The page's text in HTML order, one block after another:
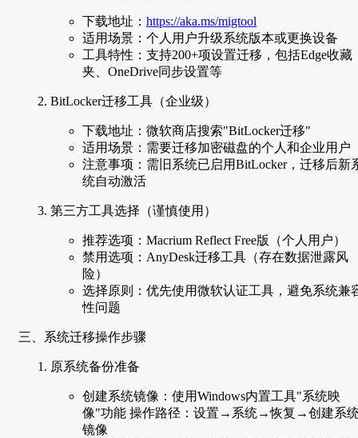
下载地址： https://aka.ms/migtool
适用场景：个人用户升级系统版本或更换设备
工具特性：支持200+项设置迁移，包括Edge收藏
夹、OneDrive同步设置等
BitLocker迁移工具（企业级）
下载地址：微软商店搜索"BitLocker迁移"
适用场景：需要迁移加密磁盘的个人和企业用户
注意事项：需旧系统已启用BitLocker，迁移后新
统自动激活
第三方工具选择（谨慎使用）
推荐选项：Macrium Reflect Free版（个人用户）
禁用选项：AnyDesk迁移工具（存在数据泄露风
险）
选择原则：优先使用微软认证工具，避免系统兼
性问题
三、系统迁移操作步骤
原系统备份准备
创建系统镜像：使用Windows内置工具"系统映
像"功能 操作路径：设置→系统→恢复→创建系
镜像